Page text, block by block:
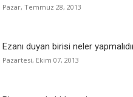
Pazar, Temmuz 28, 2013
Ezanı duyan birisi neler
Pazartesi, Ekim 07, 2013